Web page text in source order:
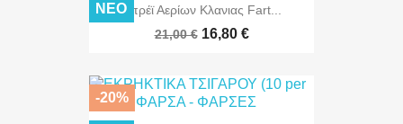
Σπρέϊ Αερίων Κλανιας Fart...
21,00 € 16,80 €
ΝΈΟ
-20%